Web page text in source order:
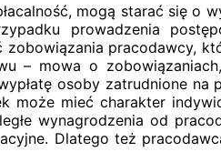
mogą starać się o
prowadzenia
pracodawcy,
– mowa o
osoby zatrudnione
może mieć charakter
wynagrodzenia od
Dlatego też